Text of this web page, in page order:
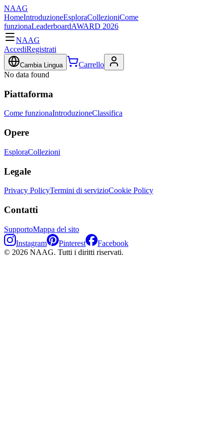
NAAG
HomeIntroduzioneEsploraCollezioniCome
funzionaLeaderboardAWARD 2026
NAAG
AccediRegistrati
Cambia Lingua
Carrello
No data found
Piattaforma
Come funzionaIntroduzioneClassifica
Opere
EsploraCollezioni
Legale
Privacy PolicyTermini di servizioCookie Policy
Contatti
SupportoMappa del sito
Instagram
Pinterest
Facebook
© 2026 NAAG. Tutti i diritti riservati.